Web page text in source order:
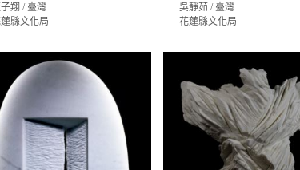
翔 / 臺灣
縣文化局
吳靜茹 / 臺灣
花蓮縣文化局